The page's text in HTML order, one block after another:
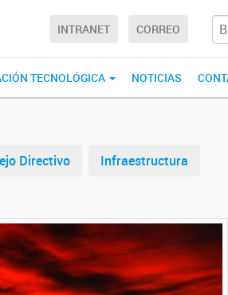
INTRANET CORREO
TECNOLÓGICA NOTICIAS
Directivo Infraestructura